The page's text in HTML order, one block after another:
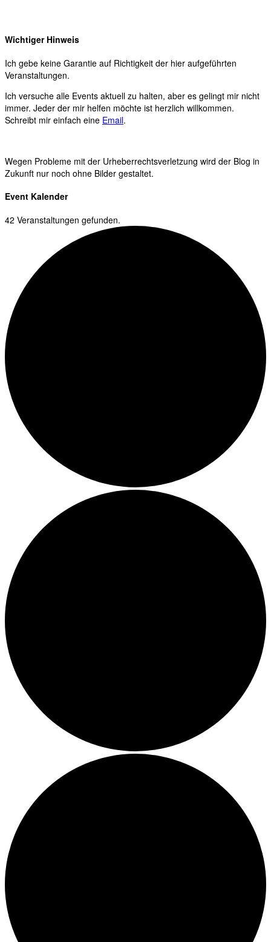
Wichtiger Hinweis
Ich gebe keine Garantie auf Richtigkeit der hier aufgeführten
Veranstaltungen.
Ich versuche alle Events aktuell zu halten, aber es gelingt mir nicht
immer. Jeder der mir helfen möchte ist herzlich willkommen.
Schreibt mir einfach eine Email.
Wegen Probleme mit der Urheberrechtsverletzung wird der Blog in
Zukunft nur noch ohne Bilder gestaltet.
Event Kalender
42 Veranstaltungen gefunden.